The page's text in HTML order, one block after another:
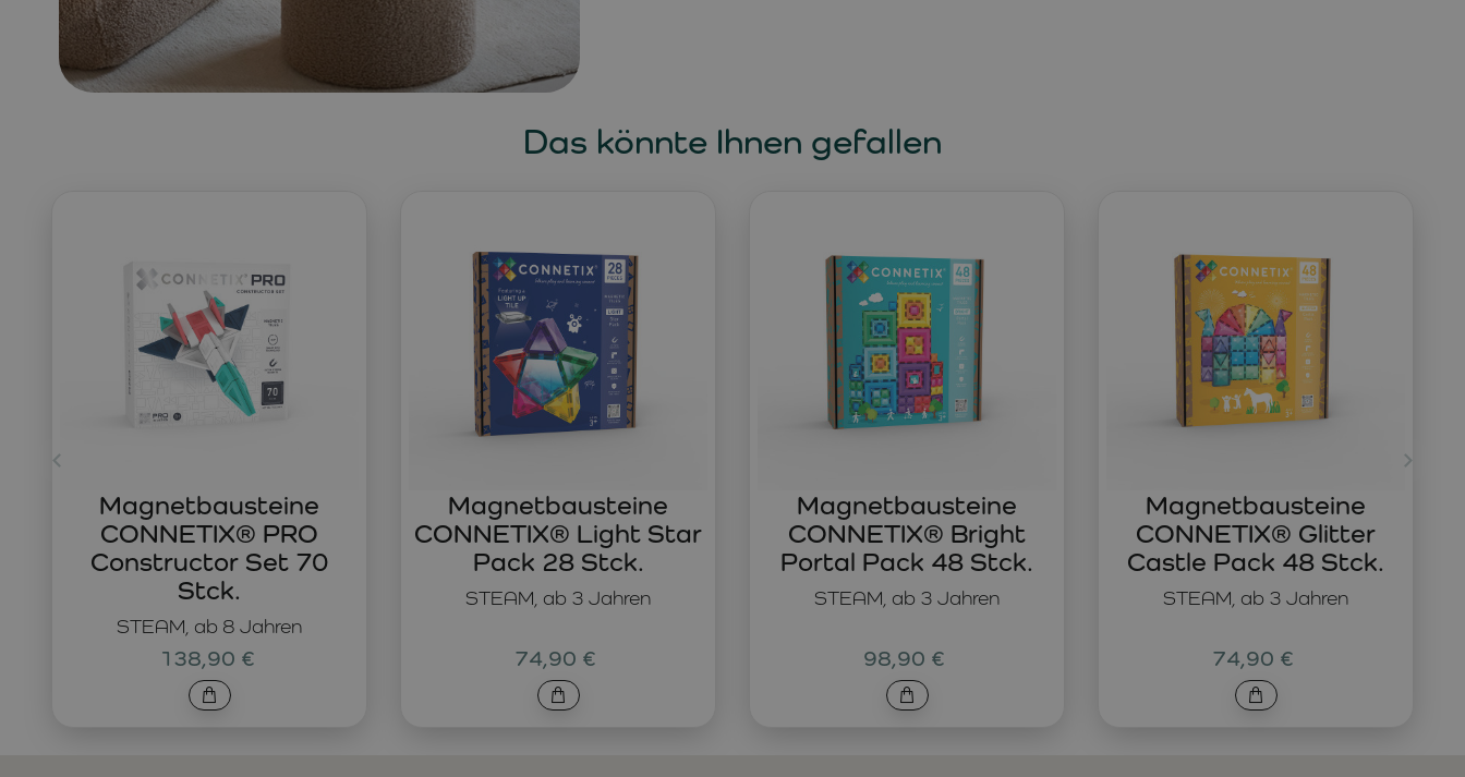
Das könnte Ihnen gefallen
STEAM, ab 8 Jahren
Magnetbausteine
CONNETIX® PRO
Constructor Set 70
Stck.
138,90 €
STEAM, ab 3 Jahren
Magnetbausteine
CONNETIX® Light Star
Pack 28 Stck.
74,90 €
STEAM, ab 3 Jahren
Magnetbausteine
CONNETIX® Bright
Portal Pack 48 Stck.
98,90 €
STEAM, ab 3 Jahren
Magnetbausteine
CONNETIX® Glitter
Castle Pack 48 Stck.
74,90 €